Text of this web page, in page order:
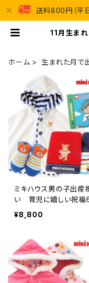
送料800円（平
11月生ま
ホーム 生まれた月で
ミキハウス男の子出産
い 育児に嬉しい祝福
セット
¥8,800